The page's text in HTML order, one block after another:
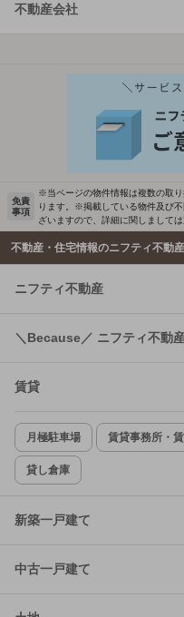
不動産会社
免責
事項
※当ページの物件情報は複数の取
ります。※掲載している物件及び
ざいますので、詳細に関しまして
不動産・住宅情報のニフティ不動産
ニフティ不動産
＼Because／ ニフティ不動
賃貸
月極駐車場 賃貸事務所・
貸し倉庫
新築一戸建て
中古一戸建て